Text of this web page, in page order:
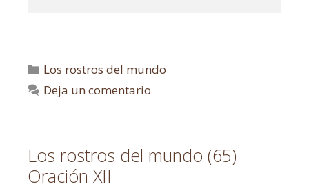
Los rostros del mundo
Deja un comentario
Los rostros del mundo (65)
Oración XII